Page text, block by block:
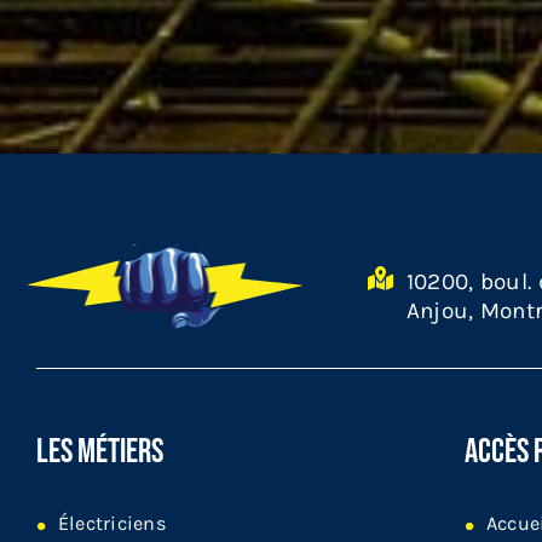
10200, boul.
Anjou,
LES MÉTIERS
Électriciens
ACCÈS